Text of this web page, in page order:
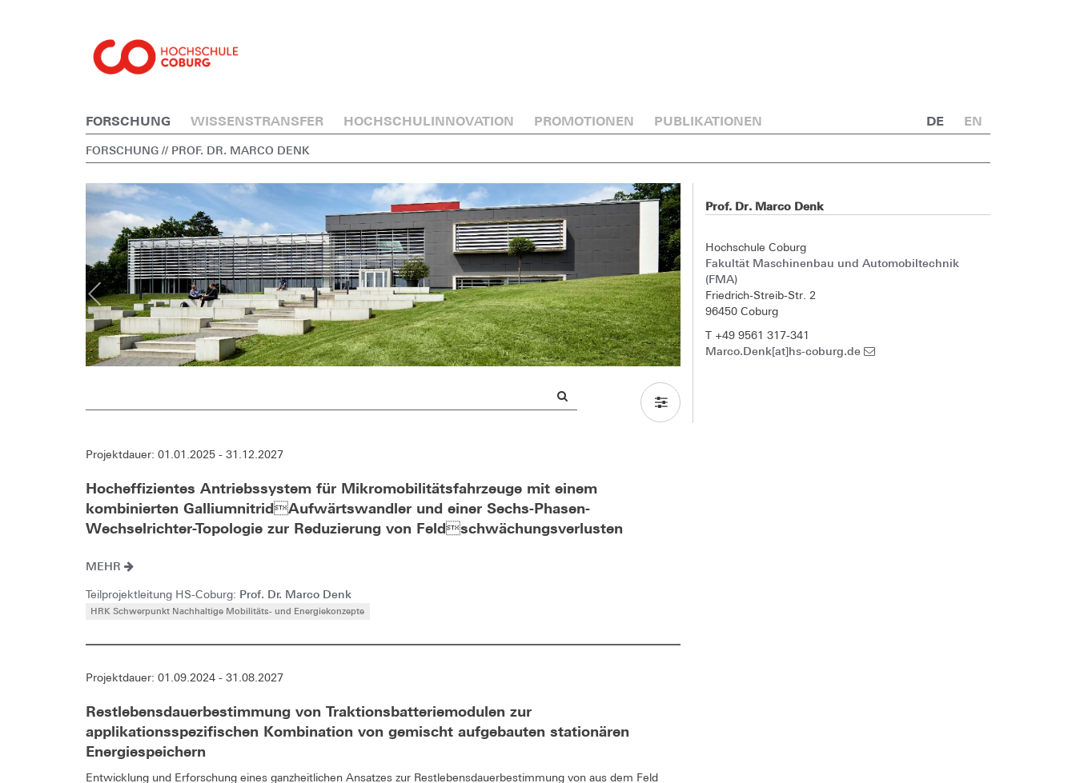
FORSCHUNG WISSENSTRANSFER HOCHSCHULINNOVATION PROMOTIONEN PUBLIKATIONEN DE EN
FORSCHUNG // PROF. DR. MARCO DENK
Projektdauer: 01.01.2025 - 31.12.2027
Hocheffizientes Antriebssystem für Mikromobilitätsfahrzeuge mit einem
kombinierten GalliumnitridAufwärtswandler und einer Sechs-Phasen-
Wechselrichter-Topologie zur Reduzierung von Feldschwächungsverlusten
MEHR
Teilprojektleitung HS-Coburg: Prof. Dr. Marco Denk
HRK Schwerpunkt Nachhaltige Mobilitäts- und Energiekonzepte
Projektdauer: 01.09.2024 - 31.08.2027
Restlebensdauerbestimmung von Traktionsbatteriemodulen zur
applikationsspezifischen Kombination von gemischt aufgebauten stationären
Energiespeichern
Entwicklung und Erforschung eines ganzheitlichen Ansatzes zur Restlebensdauerbestimmung von aus dem Feld
Prof. Dr. Marco Denk
Hochschule Coburg
Fakultät Maschinenbau und Automobiltechnik
(FMA)
Friedrich-Streib-Str. 2
96450 Coburg
T +49 9561 317-341
Marco.Denk[at]hs-coburg.de